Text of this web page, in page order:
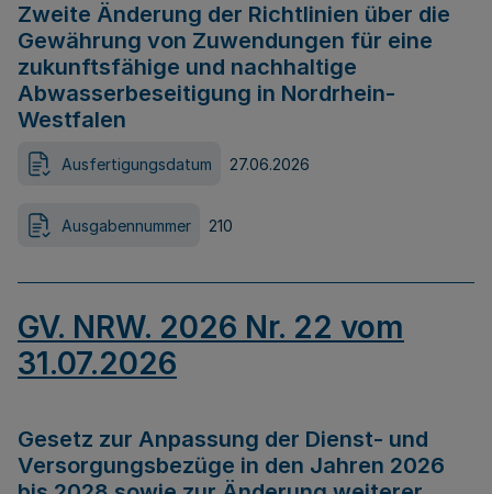
Zweite Änderung der Richtlinien über die
Gewährung von Zuwendungen für eine
zukunftsfähige und nachhaltige
Abwasserbeseitigung in Nordrhein-
Westfalen
Ausfertigungsdatum 27.06.2026
Ausgabennummer 210
GV. NRW. 2026 Nr. 22 vom
31.07.2026
Gesetz zur Anpassung der Dienst- und
Versorgungsbezüge in den Jahren 2026